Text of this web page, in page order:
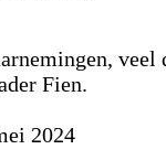
Fien.
2024